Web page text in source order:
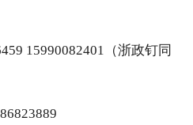
15990082401（浙政钉同